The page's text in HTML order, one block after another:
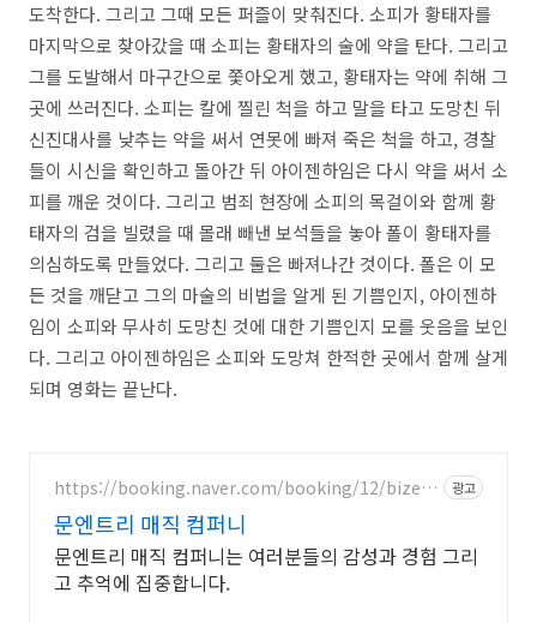
도착한다. 그리고 그때 모든 퍼즐이 맞춰진다. 소피가 황태자를
마지막으로 찾아갔을 때 소피는 황태자의 술에 약을 탄다. 그리고
그를 도발해서 마구간으로 쫓아오게 했고, 황태자는 약에 취해 그
곳에 쓰러진다. 소피는 칼에 찔린 척을 하고 말을 타고 도망친 뒤
신진대사를 낮추는 약을 써서 연못에 빠져 죽은 척을 하고, 경찰
들이 시신을 확인하고 돌아간 뒤 아이젠하임은 다시 약을 써서 소
피를 깨운 것이다. 그리고 범죄 현장에 소피의 목걸이와 함께 황
태자의 검을 빌렸을 때 몰래 빼낸 보석들을 놓아 폴이 황태자를
의심하도록 만들었다. 그리고 둘은 빠져나간 것이다. 폴은 이 모
든 것을 깨닫고 그의 마술의 비법을 알게 된 기쁨인지, 아이젠하
임이 소피와 무사히 도망친 것에 대한 기쁨인지 모를 웃음을 보인
다. 그리고 아이젠하임은 소피와 도망쳐 한적한 곳에서 함께 살게
되며 영화는 끝난다.
https://booking.naver.com/booking/12/bizes/
광고
문엔트리 매직 컴퍼니
문엔트리 매직 컴퍼니는 여러분들의 감성과 경험 그리
고 추억에 집중합니다.